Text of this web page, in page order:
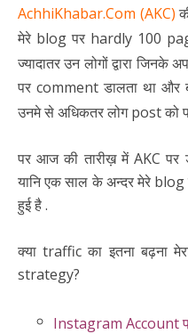
AchhiKhabar.Com (AKC)
मेरे blog पर hardly 100
ज्यादातर उन लोगों द्वारा
पर comment डालता था और
उनमे से अधिकतर लोग post को
पर आज की तारीख़ में AKC
यानि एक साल के अन्दर मेरे
हुई है .
क्या traffic का इतना बढ़ना
strategy?
Instagram Account